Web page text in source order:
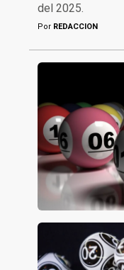
del 2025.
Por REDACCION